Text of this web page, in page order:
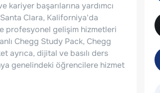
başarılarına yardımcı
Clara, Kaliforniya'da
profesyonel gelişim hizmetleri
Chegg Study Pack, Chegg
ayrıca, dijital ve basılı ders
genelindeki öğrencilere hizmet